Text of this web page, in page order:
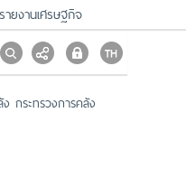
รายงานเศรษฐกิจ
กระทรวงการคลัง